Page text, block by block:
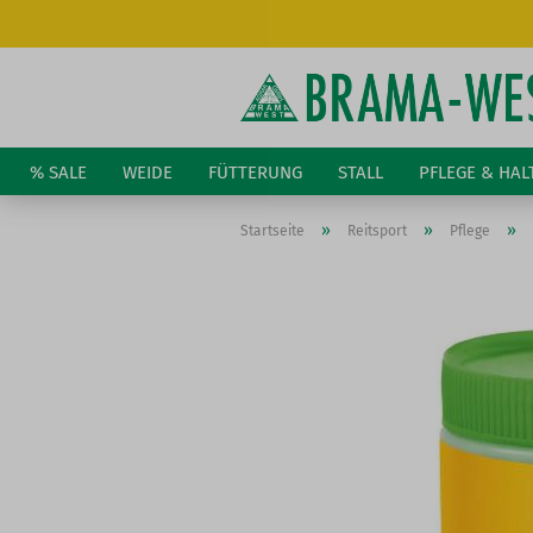
% SALE WEIDE FÜTTERUNG STALL PFLEGE &
Startseite » Reitsport » Pflege »